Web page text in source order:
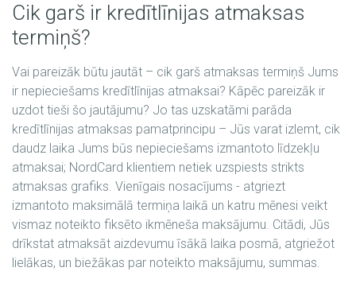
Cik garš ir kredītlīnijas atmaksas
termiņš?
Vai pareizāk būtu jautāt – cik garš atmaksas termiņš Jums
ir nepieciešams kredītlīnijas atmaksai? Kāpēc pareizāk ir
uzdot tieši šo jautājumu? Jo tas uzskatāmi parāda
kredītlīnijas atmaksas pamatprincipu – Jūs varat izlemt, cik
daudz laika Jums būs nepieciešams izmantoto līdzekļu
atmaksai; NordCard klientiem netiek uzspiests strikts
atmaksas grafiks. Vienīgais nosacījums - atgriezt
izmantoto maksimālā termiņa laikā un katru mēnesi veikt
vismaz noteikto fiksēto ikmēneša maksājumu. Citādi, Jūs
drīkstat atmaksāt aizdevumu īsākā laika posmā, atgriežot
lielākas, un biežākas par noteikto maksājumu, summas.